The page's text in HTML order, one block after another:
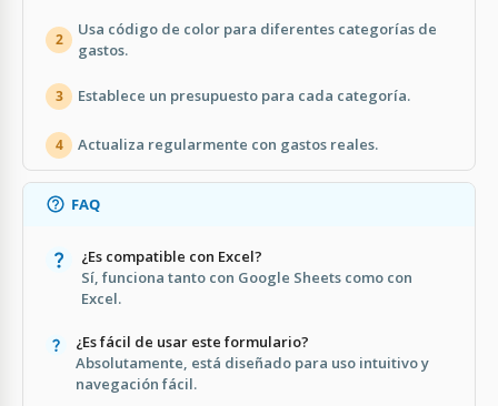
2
Usa código de color para diferentes categorías de
gastos.
3 Establece un presupuesto para cada categoría.
4 Actualiza regularmente con gastos reales.
FAQ
¿Es compatible con Excel?
Sí, funciona tanto con Google Sheets como con
Excel.
¿Es fácil de usar este formulario?
Absolutamente, está diseñado para uso intuitivo y
navegación fácil.